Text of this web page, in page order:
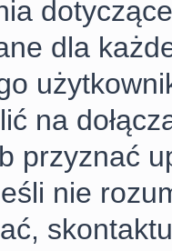
dla
na
przyznać
nie